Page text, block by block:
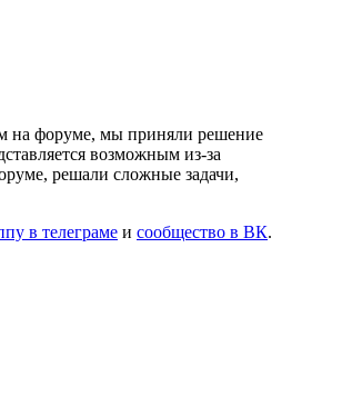
на форуме, мы приняли решение
возможным из-за
решали сложные задачи,
в телеграме и сообщество в ВК.